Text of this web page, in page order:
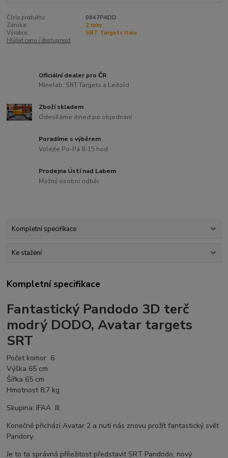
Číslo produktu:
0847PADD
Záruka:
2 roky
Výrobce:
SRT Targets Italy
Hlídat cenu / dostupnost
Oficiální dealer pro ČR
Minelab, SRT Targets a Leitold
Zboží skladem
Odesíláme ihned po objednání
Poradíme s výběrem
Volejte Po-Pá 8-15 hod.
Prodejna Ústí nad Labem
Možný osobní odběr
Kompletní specifikace
Ke stažení
Kompletní specifikace
Fantastický Pandodo 3D terč
modrý DODO, Avatar targets
SRT
Počet komor 6
Výška 65 cm
Šířka 65 cm
Hmotnost 8,7 kg
Skupina: IFAA III.
Konečně přichází Avatar 2 a nutí nás znovu prožít fantastický svět
Pandory.
Je to ta správná příležitost představit SRT Pandodo, nový